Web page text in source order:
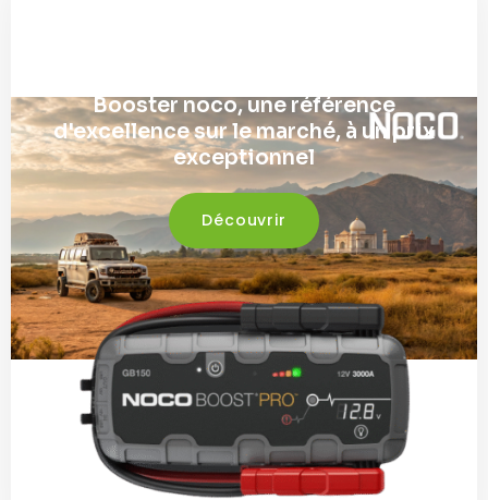
Booster noco, une référence
d'excellence sur le marché, à un prix
exceptionnel
Découvrir